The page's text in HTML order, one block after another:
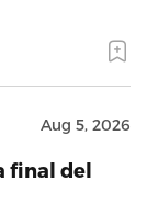
Aug 5, 2026
final del